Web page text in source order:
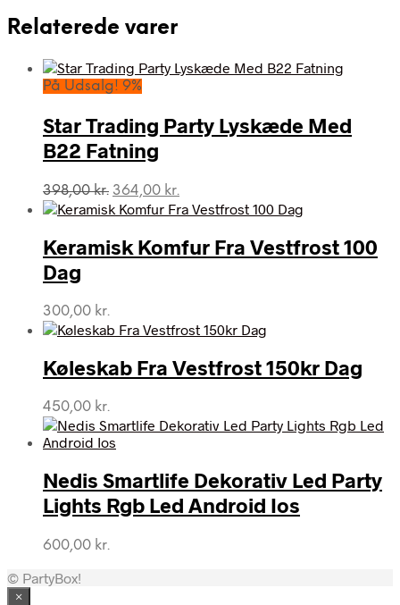
Relaterede varer
På Udsalg! 9%
Star Trading Party Lyskæde Med
B22 Fatning
398,00kr. Den
oprindelige
var:
398,00 kr..
364,00 kr.
aktuelle
er:
364,00 kr..
Keramisk Komfur Fra Vestfrost 100
Dag
300,00 kr.
Køleskab Fra Vestfrost 150kr Dag
450,00 kr.
Nedis Smartlife Dekorativ Led Party
Lights Rgb Led Android Ios
600,00 kr.
© PartyBox!
×